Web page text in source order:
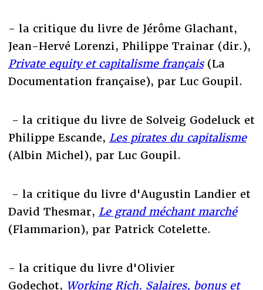
- la critique du livre de Jérôme Glachant,
Jean-Hervé Lorenzi, Philippe Trainar (dir.),
Private equity et capitalisme français(La
Documentation française), par Luc Goupil.
- la critique du livre de Solveig Godeluck et
Philippe Escande, Les pirates du capitalisme
(Albin Michel), par Luc Goupil.
- la critique du livre d'Augustin Landier et
David Thesmar, Le grand méchant marché
(Flammarion), par Patrick Cotelette.
- la critique du livre d'Olivier
Godechot, Working Rich. Salaires, bonus et